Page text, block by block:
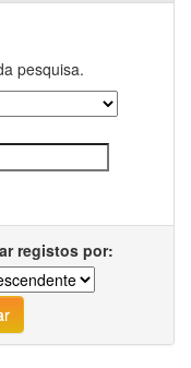
pesquisa.
registos por: